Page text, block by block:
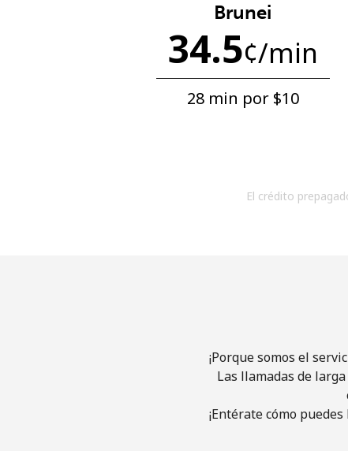
Brunei
34.5¢/min
28 min por ⁦$10⁩
El crédito
¡Porque somos el
Las llamadas de
¡Entérate cómo